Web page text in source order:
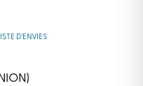
D’ENVIES